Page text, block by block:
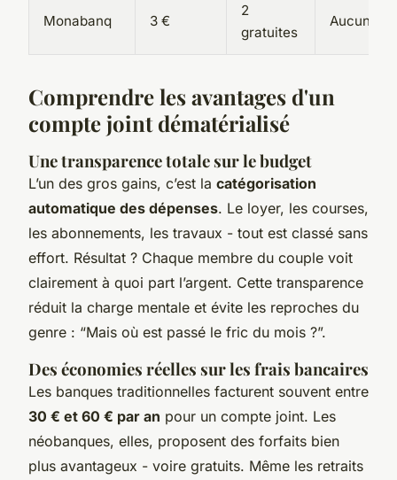
Monabanq 3 €
2
gratuites
Aucune
Comprendre les avantages d'un
compte joint dématérialisé
Une transparence totale sur le budget
L’un des gros gains, c’est la catégorisation
automatique des dépenses. Le loyer, les courses,
les abonnements, les travaux - tout est classé sans
effort. Résultat ? Chaque membre du couple voit
clairement à quoi part l’argent. Cette transparence
réduit la charge mentale et évite les reproches du
genre : “Mais où est passé le fric du mois ?”.
Des économies réelles sur les frais bancaires
Les banques traditionnelles facturent souvent entre
30 € et 60 € par an pour un compte joint. Les
néobanques, elles, proposent des forfaits bien
plus avantageux - voire gratuits. Même les retraits